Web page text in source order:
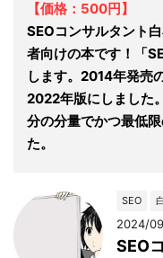
【価格：500円】
SEOコンサルタント
者向けの本です！「
します。2014年発売
2022年版にしました
分の分量でかつ最低
た。
SEO
2024/
SEO